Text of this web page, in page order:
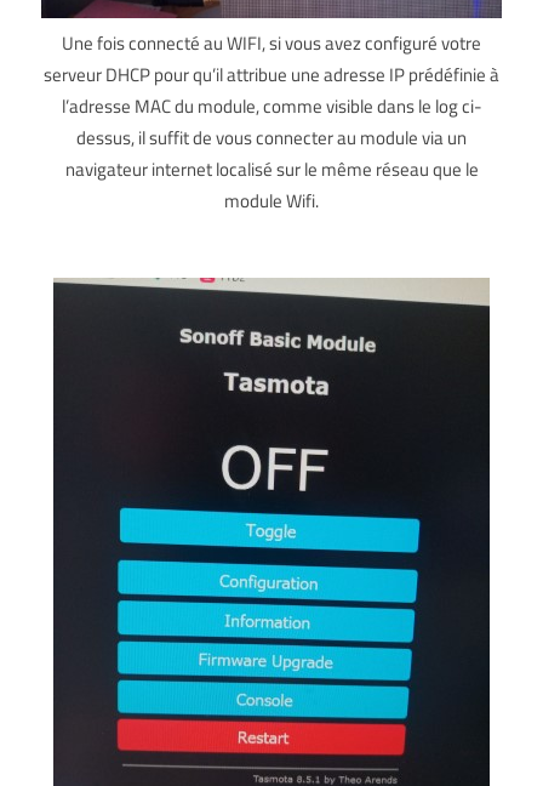
Une fois connecté au WIFI, si vous avez configuré votre
serveur DHCP pour qu’il attribue une adresse IP prédéfinie à
l’adresse MAC du module, comme visible dans le log ci-
dessus, il suffit de vous connecter au module via un
navigateur internet localisé sur le même réseau que le
module Wifi.